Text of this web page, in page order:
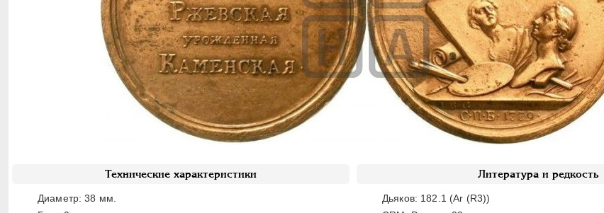
Технические характеристики
Диаметр: 38 мм.
Литература и редкость
Дьяков: 182.1 (Ar (R3))